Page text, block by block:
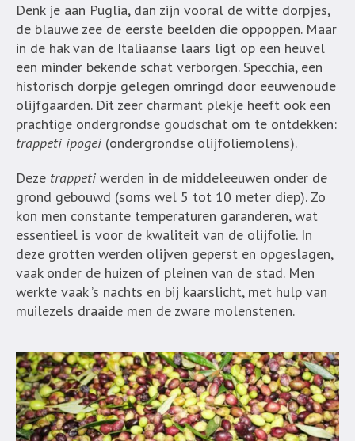
Denk je aan Puglia, dan zijn vooral de witte dorpjes,
de blauwe zee de eerste beelden die oppoppen. Maar
in de hak van de Italiaanse laars ligt op een heuvel
een minder bekende schat verborgen. Specchia, een
historisch dorpje gelegen omringd door eeuwenoude
olijfgaarden. Dit zeer charmant plekje heeft ook een
prachtige ondergrondse goudschat om te ontdekken:
trappeti ipogei (ondergrondse olijfoliemolens).
Deze trappeti werden in de middeleeuwen onder de
grond gebouwd (soms wel 5 tot 10 meter diep). Zo
kon men constante temperaturen garanderen, wat
essentieel is voor de kwaliteit van de olijfolie. In
deze grotten werden olijven geperst en opgeslagen,
vaak onder de huizen of pleinen van de stad. Men
werkte vaak ’s nachts en bij kaarslicht, met hulp van
muilezels draaide men de zware molenstenen.